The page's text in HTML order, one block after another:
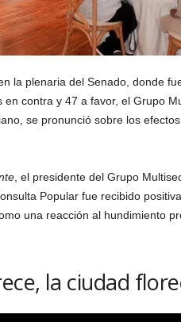
la plenaria del Senado, donde
contra y 47 a favor, el Grupo
se pronunció sobre los
, el presidente del Grupo
Popular fue recibido
una reacción al hundimiento
la ciudad